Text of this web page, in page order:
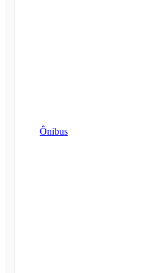
Ônibus